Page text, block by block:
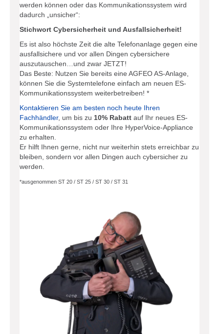
werden können oder das Kommunikationssystem wird
dadurch „unsicher“:
Stichwort Cybersicherheit und Ausfallsicherheit!
Es ist also höchste Zeit die alte Telefonanlage gegen eine
ausfallsichere und vor allen Dingen cybersichere
auszutauschen…und zwar JETZT!
Das Beste: Nutzen Sie bereits eine AGFEO AS-Anlage,
können Sie die Systemtelefone einfach am neuen ES-
Kommunikationssystem weiterbetreiben! *
Kontaktieren Sie am besten noch heute Ihren
Fachhändler, um bis zu 10% Rabatt auf Ihr neues ES-
Kommunikationssystem oder Ihre HyperVoice-Appliance
zu erhalten.
Er hilft Ihnen gerne, nicht nur weiterhin stets erreichbar zu
bleiben, sondern vor allen Dingen auch cybersicher zu
werden.
*ausgenommen ST 20 / ST 25 / ST 30 / ST 31